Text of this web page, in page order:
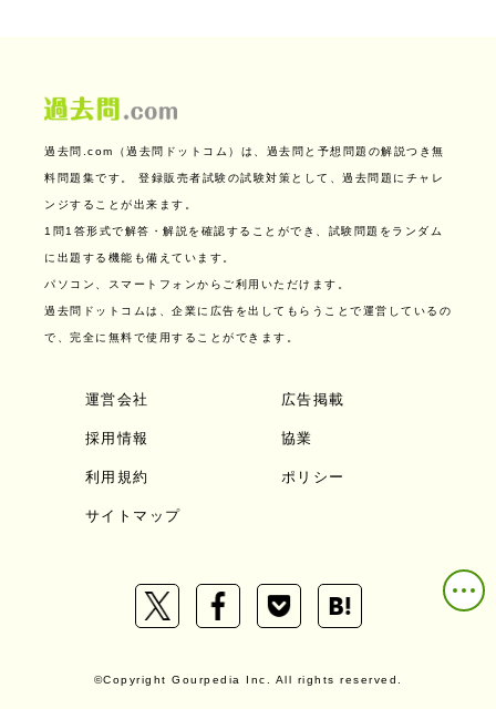
過去問.com（過去問ドットコム）は、過去問と予想問題の解説つき無
料問題集です。 登録販売者試験の試験対策として、過去問題にチャレ
ンジすることが出来ます。
1問1答形式で解答・解説を確認することができ、試験問題をランダム
に出題する機能も備えています。
パソコン、スマートフォンからご利用いただけます。
過去問ドットコムは、企業に広告を出してもらうことで運営しているの
で、完全に無料で使用することができます。
運営会社 広告掲載
採用情報 協業
利用規約 ポリシー
サイトマップ
©Copyright Gourpedia Inc. All rights reserved.